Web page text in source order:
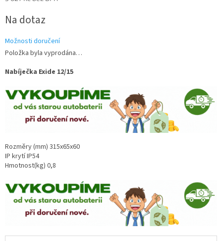
cena:
Na dotaz
Možnosti doručení
Položka byla vyprodána…
Nabíječka Exide 12/15
Rozměry (mm) 315x65x60
IP krytí IP54
Hmotnost(kg) 0,8